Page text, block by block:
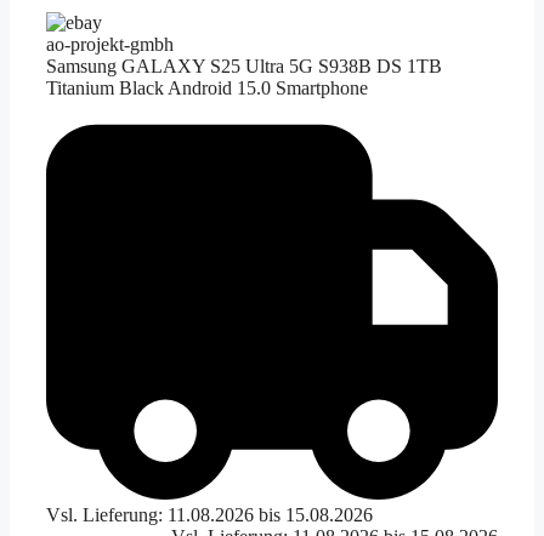
ao-projekt-gmbh
Samsung GALAXY S25 Ultra 5G S938B DS 1TB
Titanium Black Android 15.0 Smartphone
Vsl. Lieferung: 11.08.2026 bis 15.08.2026